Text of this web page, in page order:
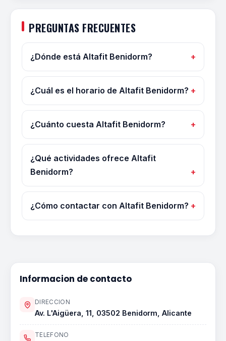
PREGUNTAS FRECUENTES
¿Dónde está Altafit Benidorm?
¿Cuál es el horario de Altafit Benidorm?
¿Cuánto cuesta Altafit Benidorm?
¿Qué actividades ofrece Altafit
Benidorm?
¿Cómo contactar con Altafit Benidorm?
Informacion de contacto
DIRECCION
Av. L'Aigüera, 11, 03502 Benidorm, Alicante
TELEFONO